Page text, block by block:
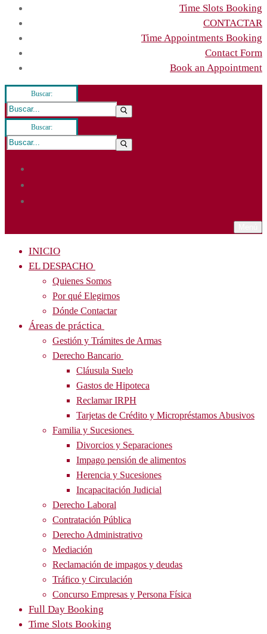
Time Slots Booking
CONTACTAR
Time Appointments Booking
Contact Form
Book an Appointment
Buscar:
Buscar:
INICIO
EL DESPACHO
Quienes Somos
Por qué Elegirnos
Dónde Contactar
Áreas de práctica
Gestión y Trámites de Armas
Derecho Bancario
Cláusula Suelo
Gastos de Hipoteca
Reclamar IRPH
Tarjetas de Crédito y Micropréstamos Abusivos
Familia y Sucesiones
Divorcios y Separaciones
Impago pensión de alimentos
Herencia y Sucesiones
Incapacitación Judicial
Derecho Laboral
Contratación Pública
Derecho Administrativo
Mediación
Reclamación de impagos y deudas
Tráfico y Circulación
Concurso Empresas y Persona Física
Full Day Booking
Time Slots Booking